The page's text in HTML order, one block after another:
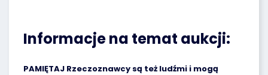
Informacje na temat aukcji:
PAMIĘTAJ Rzeczoznawcy są też ludźmi i mogą